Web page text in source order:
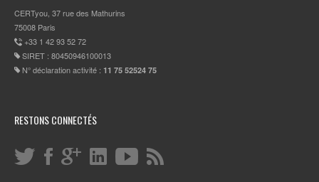
CERTyou, 37 rue des Mathurins
75008 Paris
+33 1 42 93 52 72
SIRET : 80450946100013
N° déclaration activité : 11 75 52524 75
RESTONS CONNECTÉS